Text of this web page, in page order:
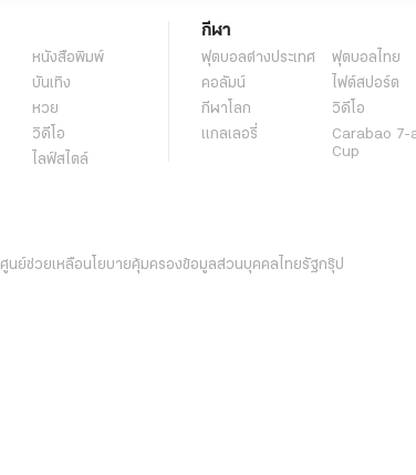
หนังสือพิมพ์
บันเทิง
หวย
วิดีโอ
ไลฟ์สไตล์
กีฬา
ฟุตบอลต่่างประเทศ
ฟุตบอลไทย
คอลัมน์
ไฟต์สปอร์ต
กีฬาโลก
วิดีโอ
แกลเลอรี่
Carabao 7-
Cup
ศูนย์ช่วยเหลือนโยบายคุ้มครองข้อมูลส่วนบุคคลไทยรัฐกรุ๊ป